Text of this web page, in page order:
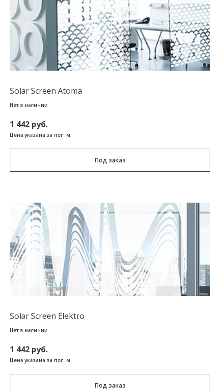
Solar Screen Atoma
Нет в наличии
1 442 руб.
Цена указана за пог. м.
Под заказ
Solar Screen Elektro
Нет в наличии
1 442 руб.
Цена указана за пог. м.
Под заказ